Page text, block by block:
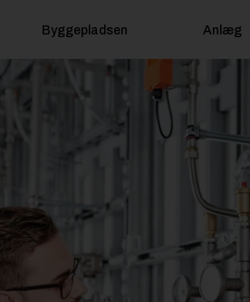
Byggepladsen Anlæg